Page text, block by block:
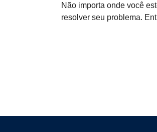
Não importa onde você
resolver seu problema.